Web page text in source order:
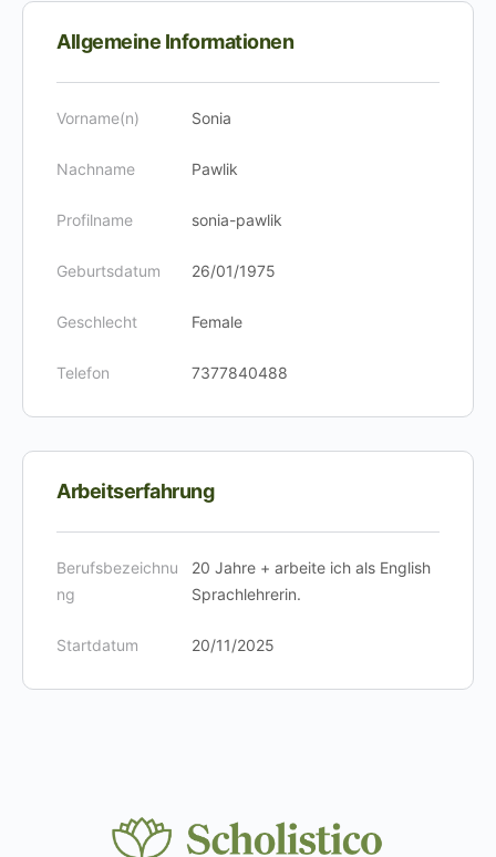
Allgemeine Informationen
Vorname(n) Sonia
Nachname Pawlik
Profilname sonia-pawlik
Geburtsdatum 26/01/1975
Geschlecht Female
Telefon 7377840488
Arbeitserfahrung
Berufsbezeichnu
ng
20 Jahre + arbeite ich als English
Sprachlehrerin.
Startdatum 20/11/2025